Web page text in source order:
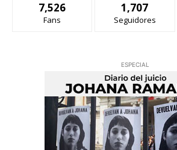
7,526
Fans
1,707
Seguidores
ESPECIAL